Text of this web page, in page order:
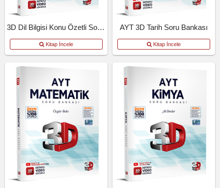
3D Dil Bilgisi Konu Özetli Soru Bankası
Kitap İncele
AYT 3D Tarih Soru Bankası
Kitap İncele